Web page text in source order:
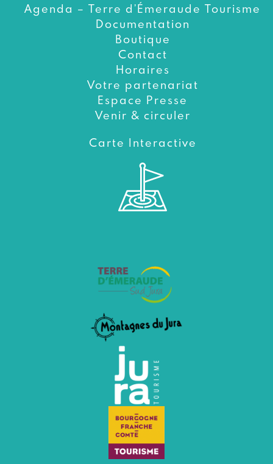
Agenda – Terre d’Émeraude Tourisme
Documentation
Boutique
Contact
Horaires
Votre partenariat
Espace Presse
Venir & circuler
Carte Interactive